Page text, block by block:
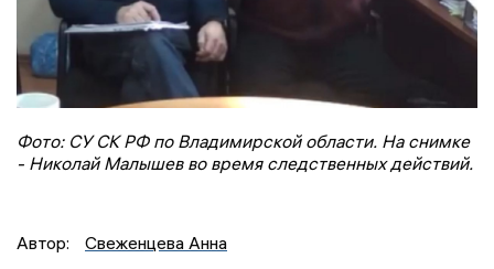
Фото: СУ СК РФ по Владимирской области. На снимке
- Николай Малышев во время следственных действий.
Автор: Свеженцева Анна